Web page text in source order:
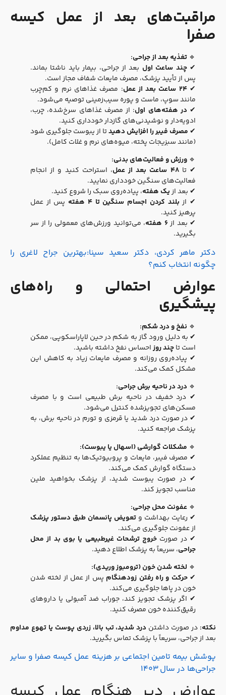
مراقبت‌های بعد از عمل کیسه
صفرا
تغذیه بعد از جراحی:
چند ساعت اولبعد از جراحی، بیمار باید ناشتا بماند.
پس از تأیید پزشک، مصرف مایعات شفاف مجاز است.
۲۴ ساعت بعد از عمل
: مصرف غذاهای نرم و کم‌چرب
مانند سوپ، ماست و پوره سیب‌زمینی توصیه می‌شود.
در هفته‌های اول : از مصرف غذاهای سرخ‌شده، چرب،
ادویه‌دار و نوشیدنی‌های گازدار خودداری کنید.
مصرف فیبر را افزایش دهیدتا از یبوست جلوگیری شود
(مانند سبزیجات پخته، میوه‌های نرم و غلات کامل).
ورزش و فعالیت‌های بدنی:
✔ تا ۴۸ ساعت بعد از عمل
، استراحت کنید و از انجام
فعالیت‌های سنگین خودداری نمایید.
✔ بعد ازیک هفته، پیاده‌روی سبک را شروع کنید.
✔ از بلند کردن اجسام سنگین تا ۴ هفته
پس از عمل
پرهیز کنید.
✔ بعد از۶ هفته
، می‌توانید ورزش‌های معمولی را از سر
بگیرید.
دکتر ماهر کردی، دکتر سعید سینا:بهترین جراح لاغری را
چگونه انتخاب کنم؟
عوارض احتمالی و راه‌های
پیشگیری
نفخ و درد شکم:
✔ به دلیل ورود گاز به شکم در حین لاپاراسکوپی، ممکن
است تاچند روزاحساس نفخ داشته باشید.
✔ پیاده‌روی روزانه و مصرف مایعات زیاد به کاهش این
مشکل کمک می‌کند.
درد در ناحیه برش جراحی:
✔ درد خفیف در ناحیه برش طبیعی است و با مصرف
مسکن‌های تجویزشده کنترل می‌شود.
✔ در صورت درد شدید یا قرمزی و تورم در ناحیه برش، به
پزشک مراجعه کنید.
مشکلات گوارشی (اسهال یا یبوست):
✔ مصرف فیبر، مایعات و پروبیوتیک‌ها به تنظیم عملکرد
دستگاه گوارش کمک می‌کند.
✔ در صورت یبوست شدید، از پزشک بخواهید ملین
مناسب تجویز کند.
عفونت محل جراحی:
✔ رعایت بهداشت وتعویض پانسمان طبق دستور پزشک
از عفونت جلوگیری می‌کند.
✔ در صورتخروج ترشحات غیرطبیعی یا بوی بد از محل
جراحی، سریعاً به پزشک اطلاع دهید.
لخته شدن خون (ترومبوز وریدی):
حرکت و راه رفتن زودهنگامپس از عمل از لخته شدن
خون در پاها جلوگیری می‌کند.
✔ اگر پزشک تجویز کند، جوراب ضد آمبولی یا داروهای
رقیق‌کننده خون مصرف کنید.
نکته:در صورت داشتندرد شدید، تب بالا، زردی پوست یا تهوع مداوم
بعد از جراحی، سریعاً با پزشک تماس بگیرید.
پوشش بیمه تامین اجتماعی بر هزینه عمل کیسه صفرا و سایر
جراحی‌ها در سال ۱۴۰۳